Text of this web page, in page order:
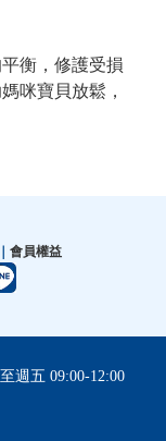
衡，修護受損
咪寶貝放鬆，
會員權益
週五 09:00-12:00